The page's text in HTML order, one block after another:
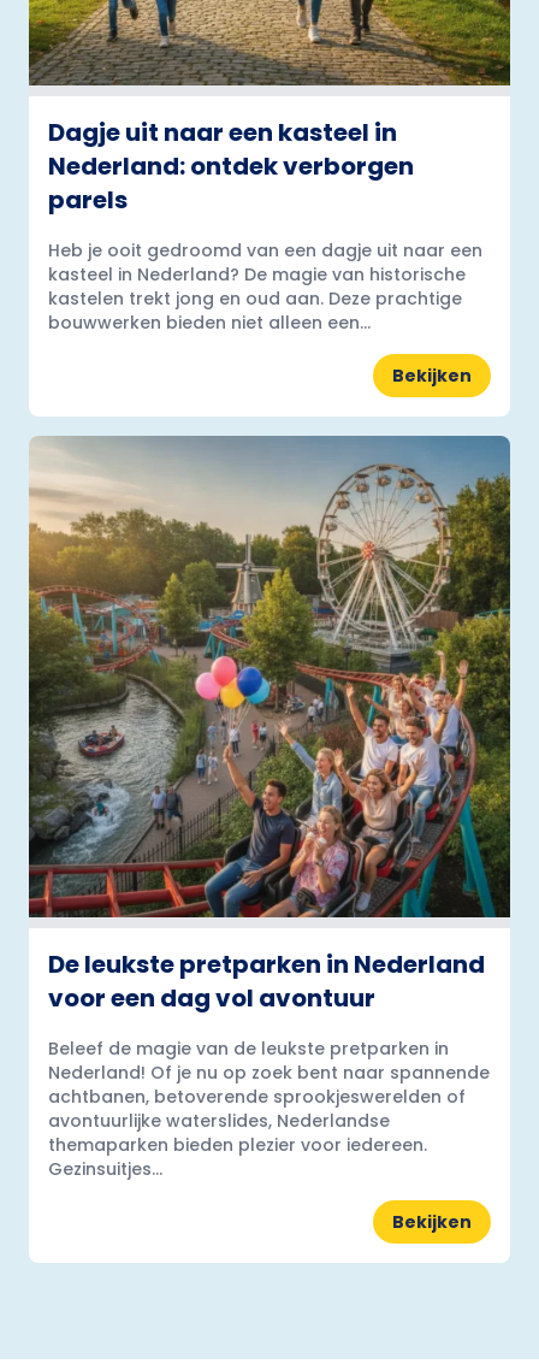
Dagje uit naar een kasteel in
Nederland: ontdek verborgen
parels
Heb je ooit gedroomd van een dagje uit naar een
kasteel in Nederland? De magie van historische
kastelen trekt jong en oud aan. Deze prachtige
bouwwerken bieden niet alleen een...
Bekijken
De leukste pretparken in Nederland
voor een dag vol avontuur
Beleef de magie van de leukste pretparken in
Nederland! Of je nu op zoek bent naar spannende
achtbanen, betoverende sprookjeswerelden of
avontuurlijke waterslides, Nederlandse
themaparken bieden plezier voor iedereen.
Gezinsuitjes...
Bekijken